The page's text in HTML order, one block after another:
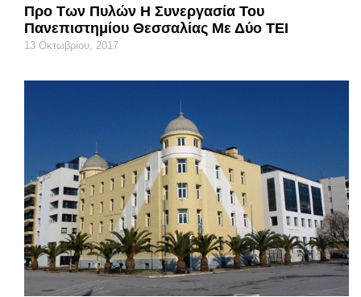
Προ Των Πυλών Η Συνεργασία Του
Πανεπιστημίου Θεσσαλίας Με Δύο ΤΕΙ
13 Οκτωβρίου, 2017